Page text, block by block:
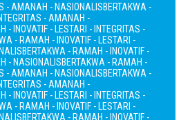
- AMANAH - NASIONALISBERTAKWA -
- AMANAH -
- INOVATIF - LESTARI - INTEGRITAS -
- RAMAH - INOVATIF - LESTARI -
BERTAKWA - RAMAH - INOVATIF -
- NASIONALISBERTAKWA - RAMAH -
- AMANAH - NASIONALISBERTAKWA -
- AMANAH -
- INOVATIF - LESTARI - INTEGRITAS -
- RAMAH - INOVATIF - LESTARI -
BERTAKWA - RAMAH - INOVATIF -